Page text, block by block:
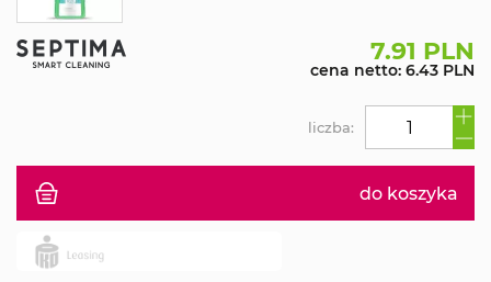
7.91 PLN
cena netto: 6.43 PLN
do koszyka
liczba: